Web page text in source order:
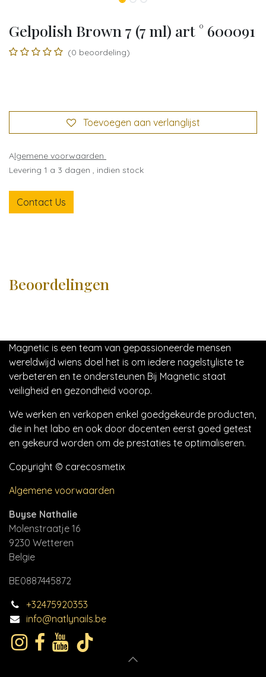
Gelpolish Brown 7 (7 ml) art ° 600091
(0 beoordeling)
Toevoegen aan verlanglijst
Algemene voorwaarden
Levering 1 a 3 dagen , indien stock
Contact Us
Beoordelingen
Magnetic is een team van gepassioneerde mensen
wereldwijd wiens doel het is om iedere nagelstyliste te
verbeteren en te ondersteunen Bij Magnetic staat
veiligheid en gezondheid voorop.
We werken en verkopen enkel goedgekeurde producten,
die in het labo en ook door docenten eerst goed getest
en gekeurd worden om de prestaties te optimaliseren.
Copyright © carecosmetix
Algemene voorwaarden
Buyse Nathalie
Molenstraatje 16
9230 Wetteren
Belgie
BE0887445872
+32475920353
info@natlynails.be